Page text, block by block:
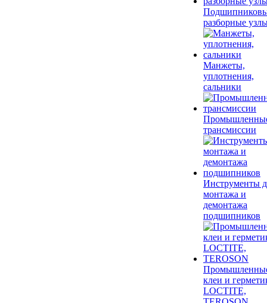
разборные
Манжеты,
уплотнения,
сальники
трансмиссии
Инструменты
монтажа и
демонтажа
подшипников
клеи и
LOCTITE,